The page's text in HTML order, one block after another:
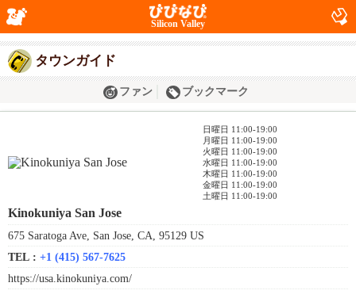
Silicon Valley
タウンガイド
ファン ブックマーク
日曜日 11:00-19:00
月曜日 11:00-19:00
火曜日 11:00-19:00
水曜日 11:00-19:00
木曜日 11:00-19:00
金曜日 11:00-19:00
土曜日 11:00-19:00
Kinokuniya San Jose
675 Saratoga Ave, San Jose, CA, 95129 US
TEL : +1 (415) 567-7625
https://usa.kinokuniya.com/